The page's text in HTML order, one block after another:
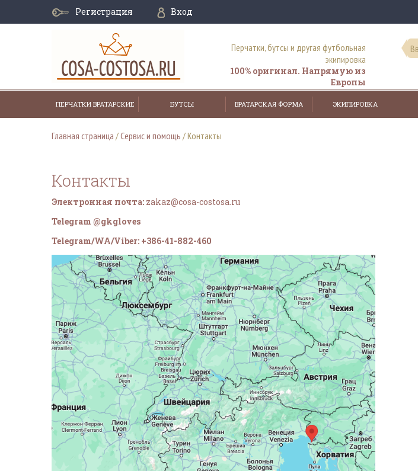
Регистрация Вход
Перчатки, бутсы и другая футбольная
экипировка
100% оригинал. Напрямую из
Европы
ПЕРЧАТКИ ВРАТАРСКИЕ БУТСЫ ВРАТАРСКАЯ ФОРМА ЭКИПИРОВКА
Главная страница /Сервис и помощь /Контакты
Контакты
Электронная почта: zakaz@cosa-costosa.ru
Telegram @gkgloves
Telegram/WA/Viber: +386-41-882-460